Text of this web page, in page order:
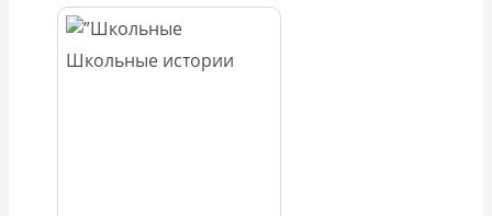
Школьные истории